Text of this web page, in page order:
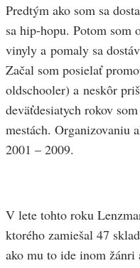
Predtým ako som sa
sa hip-hopu. Potom som
vinyly a pomaly sa
Začal som posielať
oldschooler) a neskôr
deväťdesiatych rokov
mestách. Organizovaniu
2001 – 2009.
V lete tohto roku
ktorého zamiešal 47
ako mu to ide inom žánri